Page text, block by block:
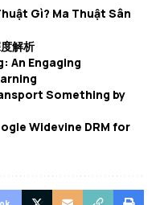
Gì? Ma Thuật Sân
解析
An Engaging
Something by
Widevine DRM for